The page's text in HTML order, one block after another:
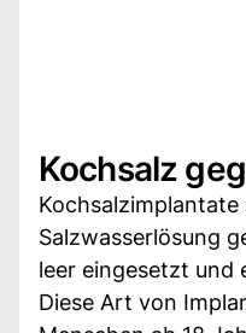
Kochsalz
Salzwasserlösung
leer eingesetzt und
Diese Art von